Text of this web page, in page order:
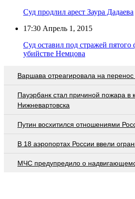
Суд продлил арест Заура Дадаева
17:30 Апрель 1, 2015
Суд оставил под стражей пятого
убийстве Немцова
Варшава отреагировала на
Пауэрбанк стал причиной пожара в
Нижневартовска
Путин восхитился отношениями
В 18 аэропортах России ввели
МЧС предупредило о